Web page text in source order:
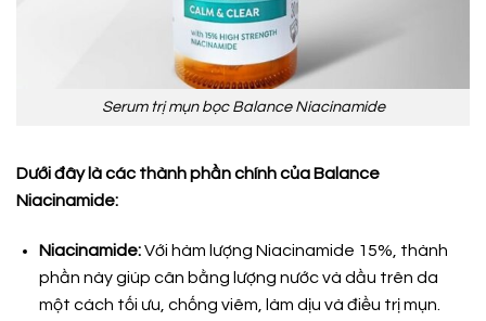
Serum trị mụn bọc Balance Niacinamide
Dưới đây là các thành phần chính của Balance
Niacinamide:
Niacinamide:Với hàm lượng Niacinamide 15%, thành
phần này giúp cân bằng lượng nước và dầu trên da
một cách tối ưu, chống viêm, làm dịu và điều trị mụn.